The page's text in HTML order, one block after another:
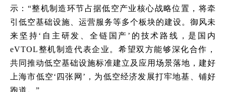
示： “整机制造环节占据低空产业核心战略位置，将牵
引低空基础设施、运营服务等多个板块的建设。御风未
来坚持‘自主研发、全链国产’的技术路线，是国内
eVTOL整机制造代表企业。希望双方能够深化合作，
共同推动低空基础设施标准建立及应用场景落地，建好
上海市低空‘四张网’，为低空经济发展打牢地基、铺好